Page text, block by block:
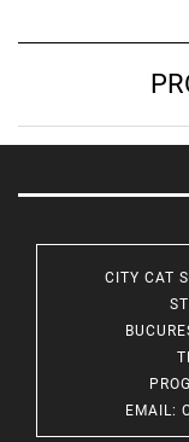
CITY CAT
EMAIL :